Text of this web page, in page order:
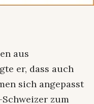
aus
er, dass auch
sich angepasst
zum